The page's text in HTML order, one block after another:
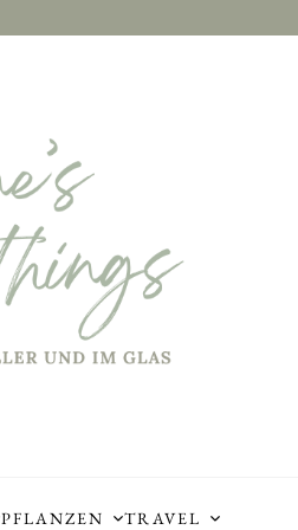
PFLANZEN TRAVEL